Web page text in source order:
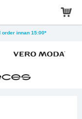
innan 15:00*